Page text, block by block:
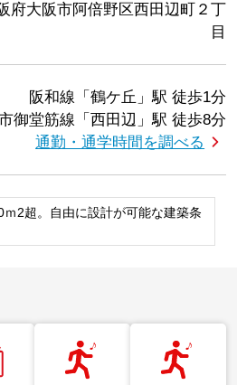
府大阪市阿倍野区西田辺町２丁
目
阪和線「鶴ケ丘」駅 徒歩1分
御堂筋線「西田辺」駅 徒歩8分
通勤・通学時間を調べる
2超。自由に設計が可能な建築条